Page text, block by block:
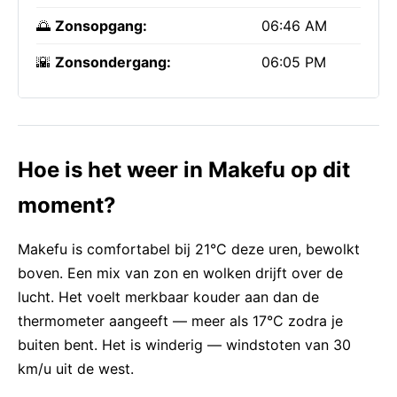
🌅 Zonsopgang: 06:46 AM
🌇 Zonsondergang: 06:05 PM
Hoe is het weer in Makefu op dit
moment?
Makefu is comfortabel bij 21°C deze uren, bewolkt
boven. Een mix van zon en wolken drijft over de
lucht. Het voelt merkbaar kouder aan dan de
thermometer aangeeft — meer als 17°C zodra je
buiten bent. Het is winderig — windstoten van 30
km/u uit de west.